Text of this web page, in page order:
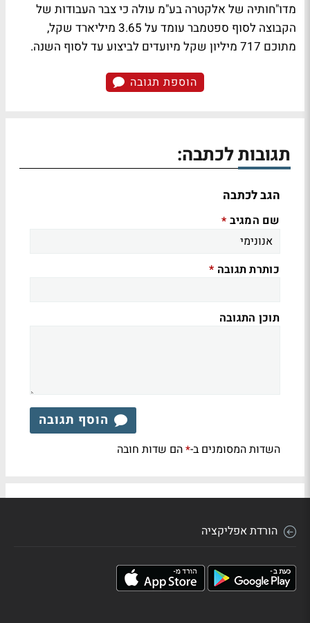
מדו"חותיה של אלקטרה בע"מ עולה כי צבר העבודות של
הקבוצה לסוף ספטמבר עומד על 3.65 מיליארד שקל,
מתוכם 717 מיליון שקל מיועדים לביצוע עד לסוף השנה.
הוספת תגובה
תגובות לכתבה:
הגב לכתבה
שם המגיב *
כותרת תגובה *
תוכן התגובה
הוסף תגובה
השדות המסומנים ב-*הם שדות חובה
הורדת אפליקציה